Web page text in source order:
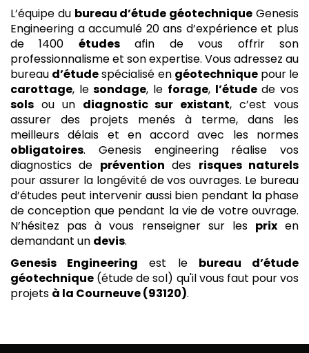
L’équipe du bureau d’étude géotechnique Genesis
Engineering a accumulé 20 ans d’expérience et plus
de 1400 étudesafin de vous offrir son
professionnalisme et son expertise. Vous adressez au
bureau d’étudespécialisé en géotechniquepour le
carottage, lesondage, le forage, l’étudede vos
sols ou un diagnostic sur existant, c’est vous
assurer des projets menés à terme, dans les
meilleurs délais et en accord avec les normes
obligatoires. Genesis engineering réalise vos
diagnostics de prévention des risques naturels
pour assurer la longévité de vos ouvrages. Le bureau
d’études peut intervenir aussi bien pendant la phase
de conception que pendant la vie de votre ouvrage.
N’hésitez pas à vous renseigner sur les prixen
demandant un devis.
Genesis Engineering est le bureau d’étude
géotechnique (étude de sol) qu'il vous faut pour vos
projets à la Courneuve (93120).